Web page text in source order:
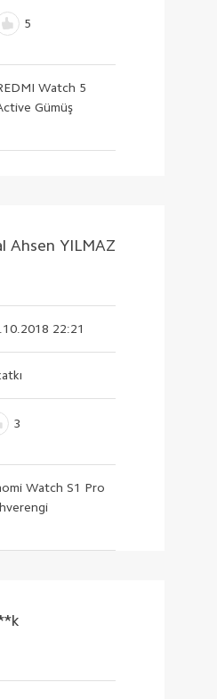
5
Watch 5
Gümüş
Ahsen YILMAZ
22:21
3
Watch S1 Pro